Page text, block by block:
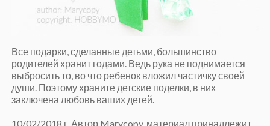
Все подарки, сделанные детьми, большинство
родителей хранит годами. Ведь рука не поднимается
выбросить то, во что ребенок вложил частичку своей
души. Поэтому храните детские поделки, в них
заключена любовь ваших детей.
10/02/2018 г. Автор Marycopy, материал принадлежит